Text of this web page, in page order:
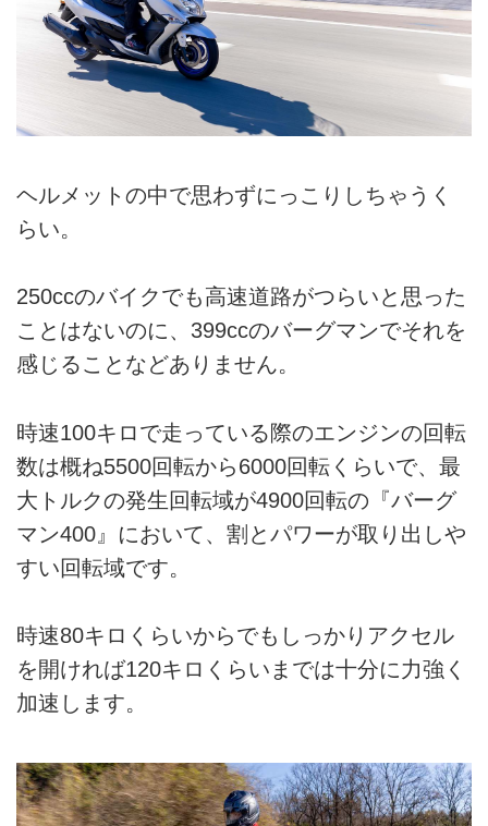
ヘルメットの中で思わずにっこりしちゃうく
らい。
250ccのバイクでも高速道路がつらいと思った
ことはないのに、399ccのバーグマンでそれを
感じることなどありません。
時速100キロで走っている際のエンジンの回転
数は概ね5500回転から6000回転くらいで、最
大トルクの発生回転域が4900回転の『バーグ
マン400』において、割とパワーが取り出しや
すい回転域です。
時速80キロくらいからでもしっかりアクセル
を開ければ120キロくらいまでは十分に力強く
加速します。